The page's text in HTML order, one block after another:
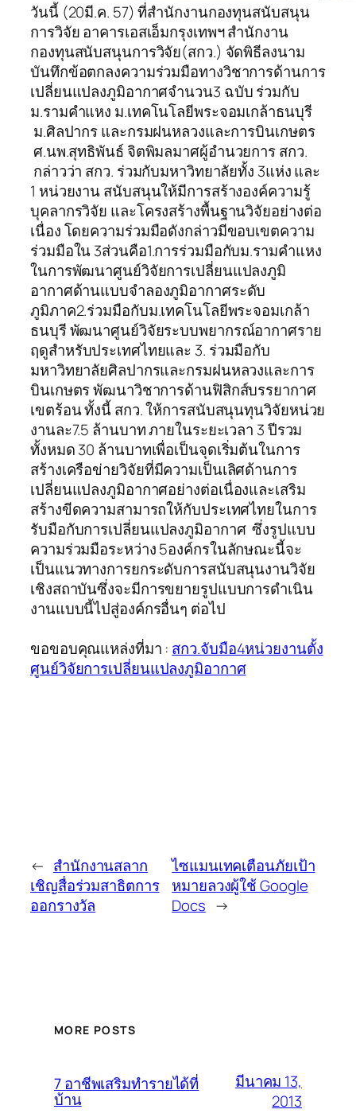
วันนี้ (20มี.ค. 57) ที่สำนักงานกองทุนสนับสนุน
การวิจัย อาคารเอสเอ็มกรุงเทพฯ สำนักงาน
กองทุนสนับสนุนการวิจัย(สกว.) จัดพิธีลงนาม
บันทึกข้อตกลงความร่วมมือทางวิชาการด้านการ
เปลี่ยนแปลงภูมิอากาศจำนวน3 ฉบับ ร่วมกับ
ม.รามคำแหง ม.เทคโนโลยีพระจอมเกล้าธนบุรี
ม.ศิลปากร และกรมฝนหลวงและการบินเกษตร
ศ.นพ.สุทธิพันธ์ จิตพิมลมาศผู้อำนวยการ สกว.
กล่าวว่า สกว. ร่วมกับมหาวิทยาลัยทั้ง 3แห่ง และ
1 หน่วยงาน สนับสนุนให้มีการสร้างองค์ความรู้
บุคลากรวิจัย และโครงสร้างพื้นฐานวิจัยอย่างต่อ
เนื่อง โดยความร่วมมือดังกล่าวมีขอบเขตความ
ร่วมมือใน 3ส่วนคือ1.การร่วมมือกับม.รามคำแหง
ในการพัฒนาศูนย์วิจัยการเปลี่ยนแปลงภูมิ
อากาศด้านแบบจำลองภูมิอากาศระดับ
ภูมิภาค2.ร่วมมือกับม.เทคโนโลยีพระจอมเกล้า
ธนบุรี พัฒนาศูนย์วิจัยระบบพยากรณ์อากาศราย
ฤดูสำหรับประเทศไทยและ 3. ร่วมมือกับ
มหาวิทยาลัยศิลปากรและกรมฝนหลวงและการ
บินเกษตร พัฒนาวิชาการด้านฟิสิกส์บรรยากาศ
เขตร้อน ทั้งนี้ สกว. ให้การสนับสนุนทุนวิจัยหน่วย
งานละ7.5 ล้านบาท ภายในระยะเวลา 3 ปีรวม
ทั้งหมด 30 ล้านบาทเพื่อเป็นจุดเริ่มต้นในการ
สร้างเครือข่ายวิจัยที่มีความเป็นเลิศด้านการ
เปลี่ยนแปลงภูมิอากาศอย่างต่อเนื่องและเสริม
สร้างขีดความสามารถให้กับประเทศไทยในการ
รับมือกับการเปลี่ยนแปลงภูมิอากาศ ซึ่งรูปแบบ
ความร่วมมือระหว่าง 5องค์กรในลักษณะนี้จะ
เป็นแนวทางการยกระดับการสนับสนุนงานวิจัย
เชิงสถาบันซึ่งจะมีการขยายรูปแบบการดำเนิน
งานแบบนี้ไปสู่องค์กรอื่นๆ ต่อไป
ขอขอบคุณแหล่งที่มา : สกว.จับมือ4หน่วยงานตั้ง
ศูนย์วิจัยการเปลี่ยนแปลงภูมิอากาศ
← สำนักงานสลาก
เชิญสื่อร่วมสาธิตการ
ออกรางวัล
ไซแมนเทคเตือนภัยเป้า
หมายลวงผู้ใช้ Google
Docs →
MORE POSTS
7 อาชีพเสริมทำรายได้ที่
บ้าน
มีนาคม 13,
2013